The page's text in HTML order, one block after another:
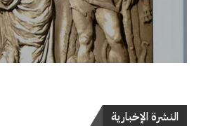
النشرة الإخبارية